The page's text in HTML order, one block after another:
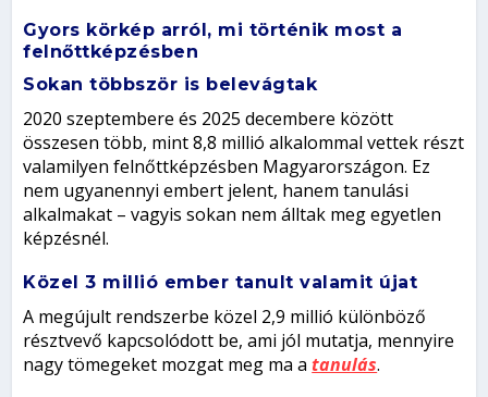
Gyors körkép arról, mi történik most a
felnőttképzésben
Sokan többször is belevágtak
2020 szeptembere és 2025 decembere között
összesen több, mint 8,8 millió alkalommal vettek részt
valamilyen felnőttképzésben Magyarországon. Ez
nem ugyanennyi embert jelent, hanem tanulási
alkalmakat – vagyis sokan nem álltak meg egyetlen
képzésnél.
Közel 3 millió ember tanult valamit újat
A megújult rendszerbe közel 2,9 millió különböző
résztvevő kapcsolódott be, ami jól mutatja, mennyire
nagy tömegeket mozgat meg ma atanulás.